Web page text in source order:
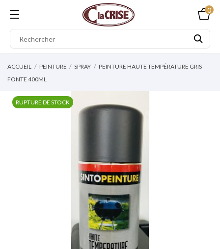
0
ACCUEIL PEINTURE SPRAY
PEINTURE HAUTE TEMPÉRATURE GRIS
FONTE 400ML
RUPTURE DE STOCK